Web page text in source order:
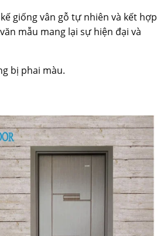
giống vân gỗ tự nhiên và kết hợp
mẫu mang lại sự hiện đại và
bị phai màu.